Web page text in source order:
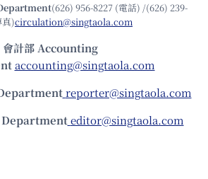
(626) 956-8227 (電話) /(626) 239-
)circulation@singtaola.com
會計部 Accounting
accounting@singtaola.com
reporter@singtaola.com
Department editor@singtaola.com